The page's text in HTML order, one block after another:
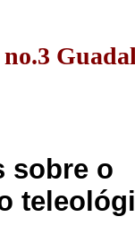
sobre o